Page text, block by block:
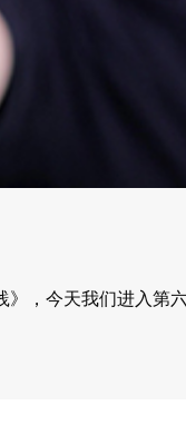
，今天我们进入第